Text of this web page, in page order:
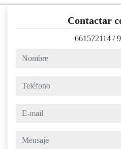
Contactar
661572114 /
nombre
teléfono
e-mail
mensaje